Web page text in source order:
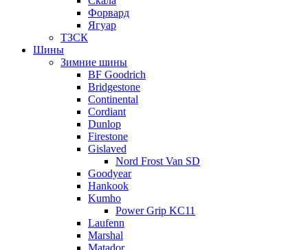
Форвард
Ягуар
ТЗСК
Шины
Зимние шины
BF Goodrich
Bridgestone
Continental
Cordiant
Dunlop
Firestone
Gislaved
Nord Frost Van SD
Goodyear
Hankook
Kumho
Power Grip KC11
Laufenn
Marshal
Matador